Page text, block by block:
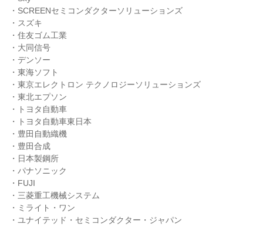
・SCREENセミコンダクターソリューションズ
・スズキ
・住友ゴム工業
・大同信号
・デンソー
・東海ソフト
・東京エレクトロン テクノロジーソリューションズ
・東北エプソン
・トヨタ自動車
・トヨタ自動車東日本
・豊田自動織機
・豊田合成
・日本製鋼所
・パナソニック
・FUJI
・三菱重工機械システム
・ミライト・ワン
・ユナイテッド・セミコンダクター・ジャパン